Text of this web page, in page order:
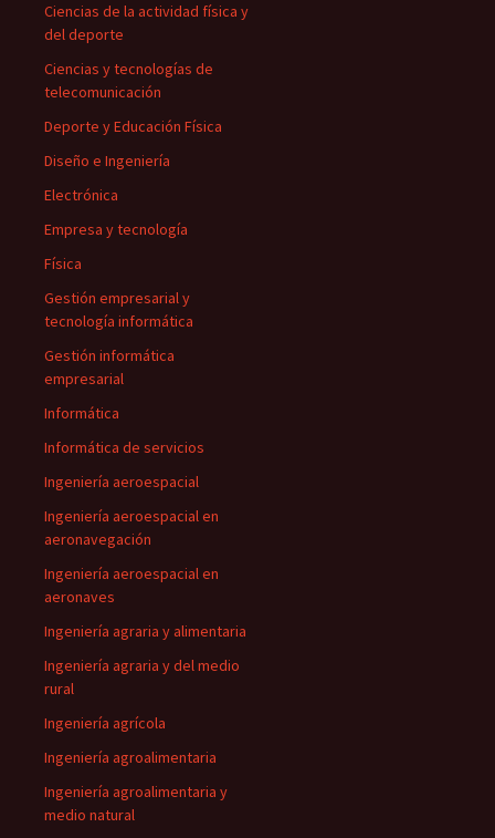
Ciencias de la actividad física y
del deporte
Ciencias y tecnologías de
telecomunicación
Deporte y Educación Física
Diseño e Ingeniería
Electrónica
Empresa y tecnología
Física
Gestión empresarial y
tecnología informática
Gestión informática
empresarial
Informática
Informática de servicios
Ingeniería aeroespacial
Ingeniería aeroespacial en
aeronavegación
Ingeniería aeroespacial en
aeronaves
Ingeniería agraria y alimentaria
Ingeniería agraria y del medio
rural
Ingeniería agrícola
Ingeniería agroalimentaria
Ingeniería agroalimentaria y
medio natural